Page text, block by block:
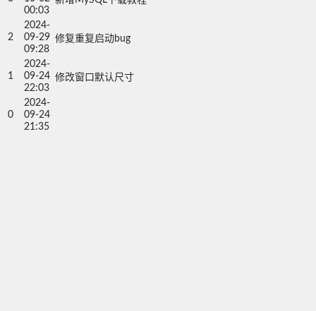
00:03
2
2024-
09-29
09:28
修复重复启动bug
1
2024-
09-24
22:03
修改窗口默认尺寸
0
2024-
09-24
21:35